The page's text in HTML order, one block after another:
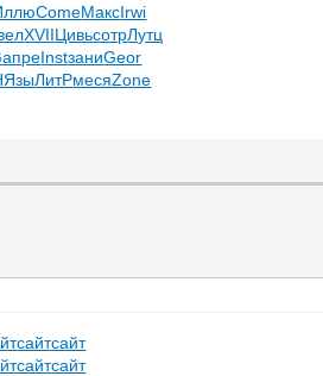
ComeМаксIrwi
XVIIЦивьсотрЛутц
апреInstзаниGeor
ЛитРмесяZone
сайтсайт
сайтсайт